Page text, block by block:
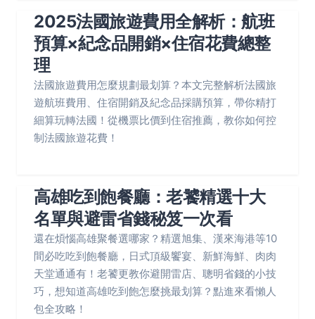
2025法國旅遊費用全解析：航班
預算×紀念品開銷×住宿花費總整
理
法國旅遊費用怎麼規劃最划算？本文完整解析法國旅
遊航班費用、住宿開銷及紀念品採購預算，帶你精打
細算玩轉法國！從機票比價到住宿推薦，教你如何控
制法國旅遊花費！
高雄吃到飽餐廳：老饕精選十大
名單與避雷省錢秘笈一次看
還在煩惱高雄聚餐選哪家？精選旭集、漢來海港等10
間必吃吃到飽餐廳，日式頂級饗宴、新鮮海鮮、肉肉
天堂通通有！老饕更教你避開雷店、聰明省錢的小技
巧，想知道高雄吃到飽怎麼挑最划算？點進來看懶人
包全攻略！